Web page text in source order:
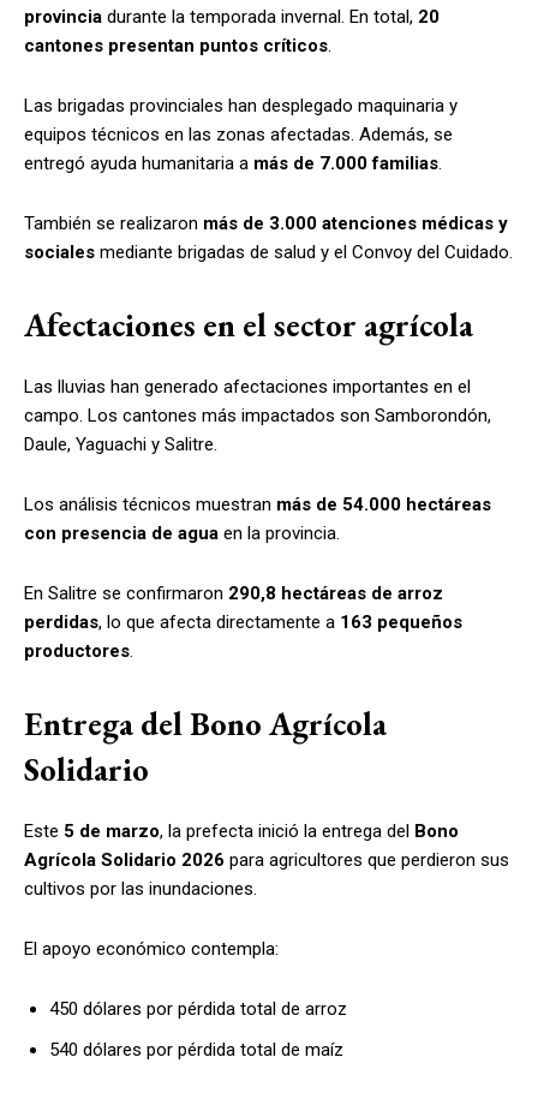
provincia durante la temporada invernal. En total, 20
cantones presentan puntos críticos
Las brigadas provinciales han desplegado maquinaria y
equipos técnicos en las zonas afectadas. Además, se
entregó ayuda humanitaria a más de 7.000 familias
También se realizaron más de 3.000 atenciones médicas y
sociales mediante brigadas de salud y el Convoy del Cuidado.
Afectaciones en el sector agrícola
Las lluvias han generado afectaciones importantes en el
campo. Los cantones más impactados son Samborondón,
Daule, Yaguachi y Salitre.
Los análisis técnicos muestran más de 54.000 hectáreas
con presencia de agua en la provincia.
En Salitre se confirmaron 290,8 hectáreas de arroz
perdidas, lo que afecta directamente a 163 pequeños
productores
Entrega del Bono Agrícola
Solidario
Este 5 de marzo, la prefecta inició la entrega del Bono
Agrícola Solidario 2026 para agricultores que perdieron sus
cultivos por las inundaciones.
El apoyo económico contempla:
450 dólares por pérdida total de arroz
540 dólares por pérdida total de maíz